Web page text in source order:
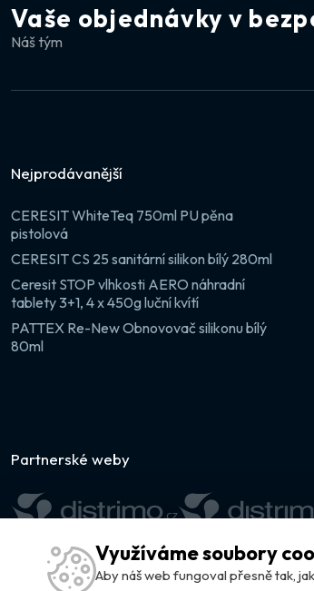
Vaše objednávky v
Náš tým
Nejprodávanější
CERESIT WhiteTeq 750ml PU pěna
pistolová
CERESIT CS 25 sanitární silikon bílý 280ml
Ceresit STOP vlhkosti AERO náhradní
tablety 3+1, 4 x 450g luční kvítí
PATTEX Re-New Obnovovač silikonu bílý
80ml
Partnerské weby
Využíváme soubory
Aby náš web fungoval přesně tak,